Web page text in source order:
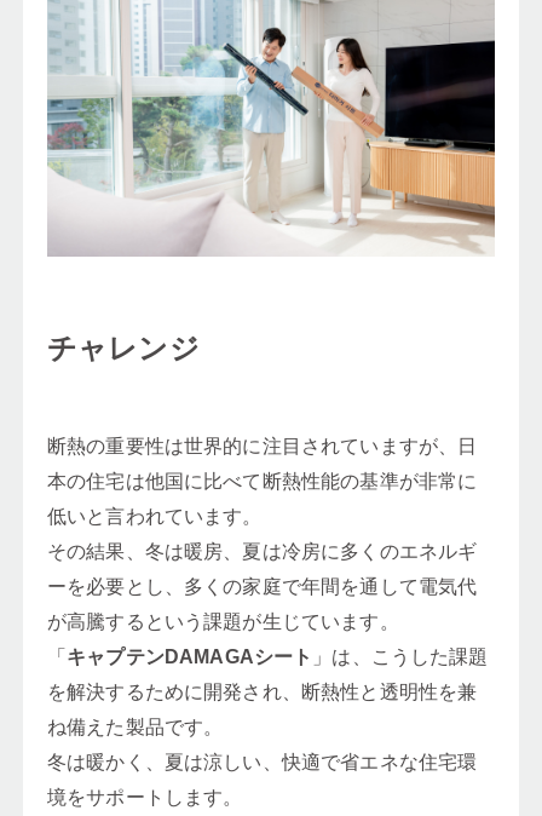
チャレンジ
断熱の重要性は世界的に注目されていますが、日
本の住宅は他国に比べて断熱性能の基準が非常に
低いと言われています。
その結果、冬は暖房、夏は冷房に多くのエネルギ
ーを必要とし、多くの家庭で年間を通して電気代
が高騰するという課題が生じています。
「 キャプテンDAMAGAシート 」は、こうした課題
を解決するために開発され、断熱性と透明性を兼
ね備えた製品です。
冬は暖かく、夏は涼しい、快適で省エネな住宅環
境をサポートします。